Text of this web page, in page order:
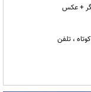
+ عکس
، تلفن